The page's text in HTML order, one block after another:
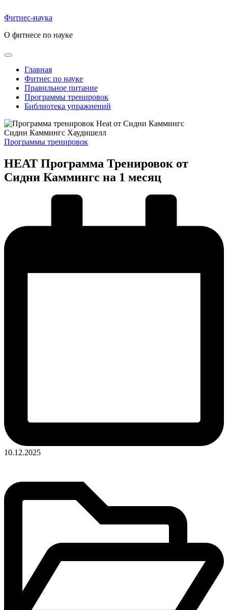
к
Фитнес-наука
О фитнесе по науке
Главная
Фитнес по науке
Правильное питание
Программы тренировок
Библиотека упражнений
Сидни Каммингс Хаудишелл
Опубликовано
Программы тренировок
HEAT Программа Тренировок от
Сидни Каммингс на 1 месяц
10.12.2025Опубликовано